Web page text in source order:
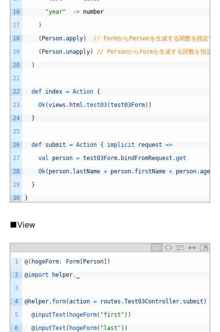
16
17
18
19
20
21
22
23
24
25
26
27
28
29
30
"year"
-> number
)
( Person.apply)
// FormからPersonを生成する関数を指定する
( Person. unapply)
// PersonからFormを生成する関数を指定す
)
def index = Action {
Ok(views . html .test03(test03Form) )
}
def submit = Action { implicit request =>
val person = test03Form. bindFromRequest .get
Ok( person. lastName + person. firstName + person.age
}
}
■View
1
2
3
4
5
6
@( hogeForm: Form [Person] )
@import helper.
@helper. form(action = routes .Test03Controller. submit )
@inputText ( hogeForm( "first" ) )
@inputText ( hogeForm( "last" ) )